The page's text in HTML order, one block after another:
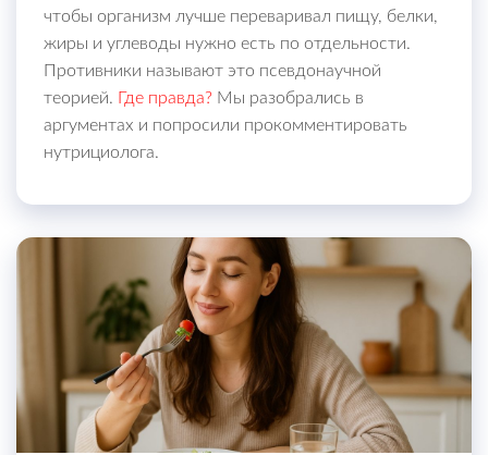
чтобы организм лучше переваривал пищу, белки,
жиры и углеводы нужно есть по отдельности.
Противники называют это псевдонаучной
теорией. Где правда? Мы разобрались в
аргументах и попросили прокомментировать
нутрициолога.